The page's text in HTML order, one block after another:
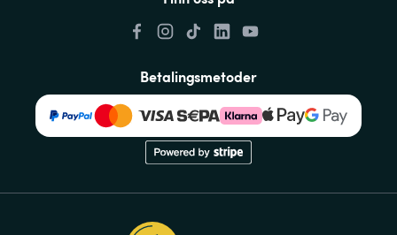
Betalingsmetoder